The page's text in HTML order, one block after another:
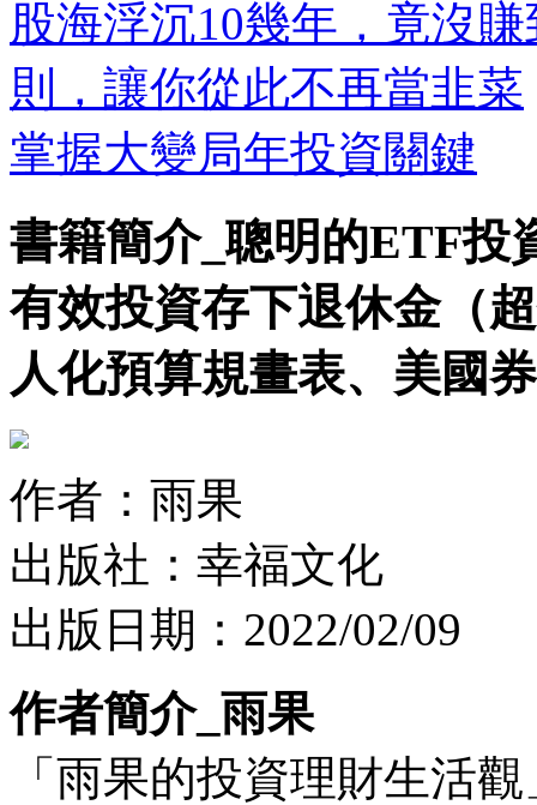
股海浮沉10幾年，竟沒
則，讓你從此不再當韭菜
掌握大變局年投資關鍵
書籍簡介_聰明的ETF投
有效投資存下退休金（
人化預算規畫表、美國
作者：雨果
出版社：幸福文化
出版日期：2022/02/09
作者簡介_雨果
「雨果的投資理財生活